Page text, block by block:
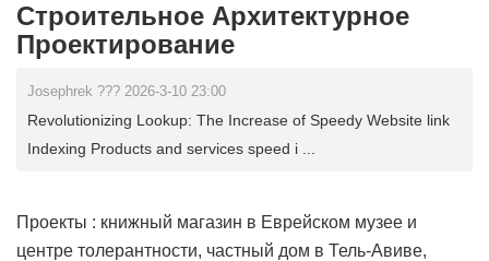
Строительное Архитектурное
Проектирование
Josephrek ??? 2026-3-10 23:00
Revolutionizing Lookup: The Increase of Speedy Website link
Indexing Products and services speed i ...
Проекты : книжный магазин в Еврейском музее и
центре толерантности, частный дом в Тель-Авиве,